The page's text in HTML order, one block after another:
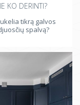
KO DERINTI?
tikrą galvos
spalvą?